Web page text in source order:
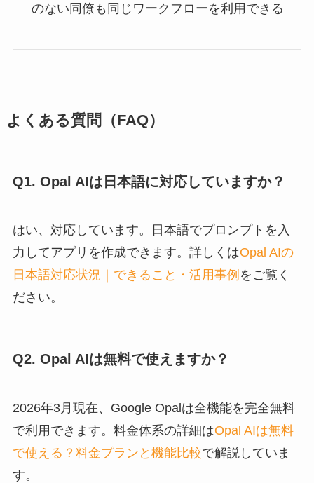
のない同僚も同じワークフローを利用できる
よくある質問（FAQ）
Q1. Opal AIは日本語に対応していますか？
はい、対応しています。日本語でプロンプトを入
力してアプリを作成できます。詳しくはOpal AIの
日本語対応状況｜できること・活用事例 をご覧く
ださい。
Q2. Opal AIは無料で使えますか？
2026年3月現在、Google Opalは全機能を完全無料
で利用できます。料金体系の詳細はOpal AIは無料
で使える？料金プランと機能比較で解説していま
す。